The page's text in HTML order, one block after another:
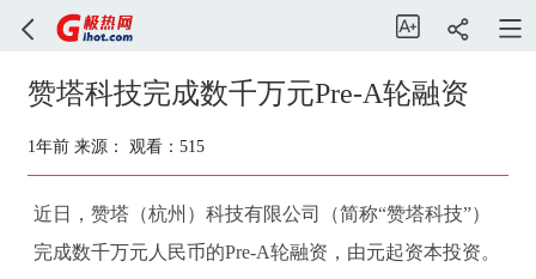
赞塔科技完成数千万元Pre-A轮融资
1年前来源： 观看：515
近日，赞塔（杭州）科技有限公司（简称“赞塔科技”）
完成数千万元人民币的Pre-A轮融资，由元起资本投资。